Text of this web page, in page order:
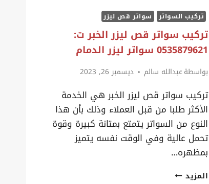
تركيب السواتر سواتر قص ليزر
تركيب سواتر قص ليزر الخبر ت:
0535879621 سواتر ليزر الدمام
بواسطةعبدالله سالم ديسمبر 26, 2023
تركيب سواتر قص ليزر الخبر هي الخدمة
الأكثر طلبا من قبل العملاء وذلك بأن هذا
النوع من السواتر يتمتع بمتانة كبيرة وقوة
تحمل عالية وفي الوقت نفسه يتميز
بمظهره…
المزيدتركيب سواتر قص ليزر